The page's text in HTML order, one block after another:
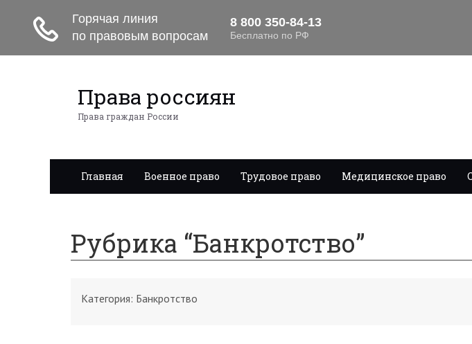
Права россиян
Права граждан России
Главная Военное право Трудовое право Медицинское право
Рубрика “Банкротство”
Категория: Банкротство